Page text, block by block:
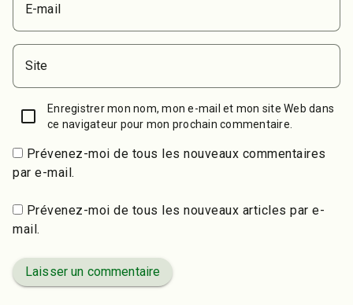
E-mail
Site
Enregistrer mon nom, mon e-mail et mon site Web dans
ce navigateur pour mon prochain commentaire.
Prévenez-moi de tous les nouveaux commentaires
par e-mail.
Prévenez-moi de tous les nouveaux articles par e-
mail.
Laisser un commentaire